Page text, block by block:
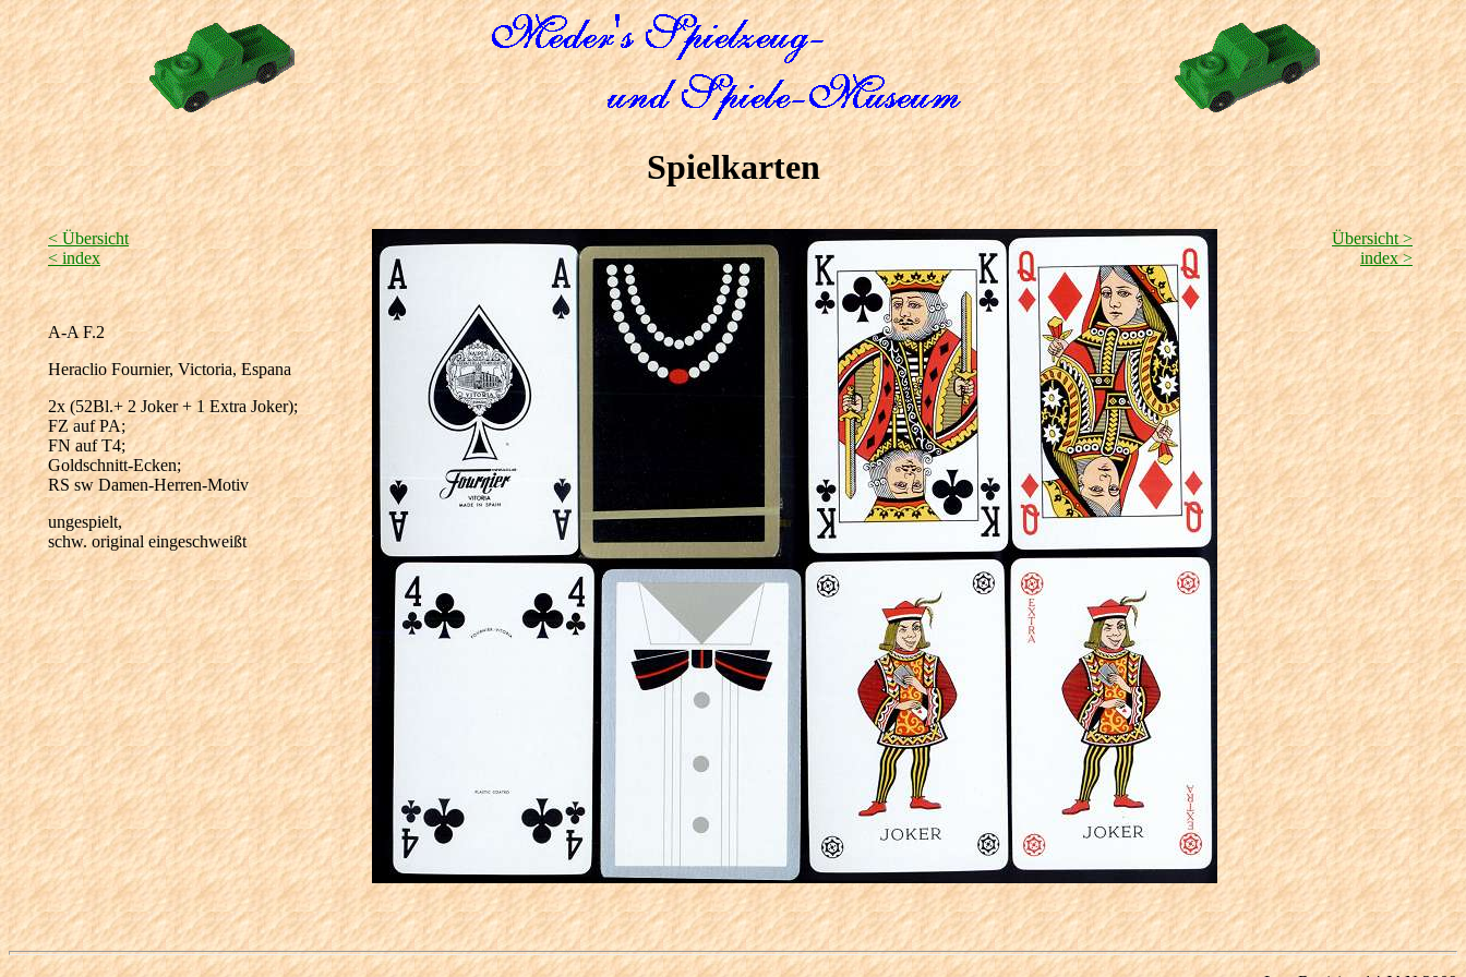
Spielkarten
< Übersicht
< index
A-A F.2
Heraclio Fournier, Victoria, Espana
2x (52Bl.+ 2 Joker + 1 Extra Joker);
FZ auf PA;
FN auf T4;
Goldschnitt-Ecken;
RS sw Damen-Herren-Motiv
ungespielt,
schw. original eingeschweißt
Übersicht >
index >